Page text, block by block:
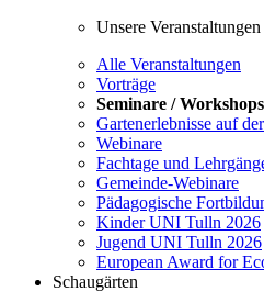
Unsere
Alle Veranstaltungen
Vorträge
Seminare / Workshops
Gartenerlebnisse auf
Webinare
Fachtage und
Gemeinde-Webinare
Pädagogische
Kinder UNI Tulln 2026
Jugend UNI Tulln 2026
European Award for
Schaugärten